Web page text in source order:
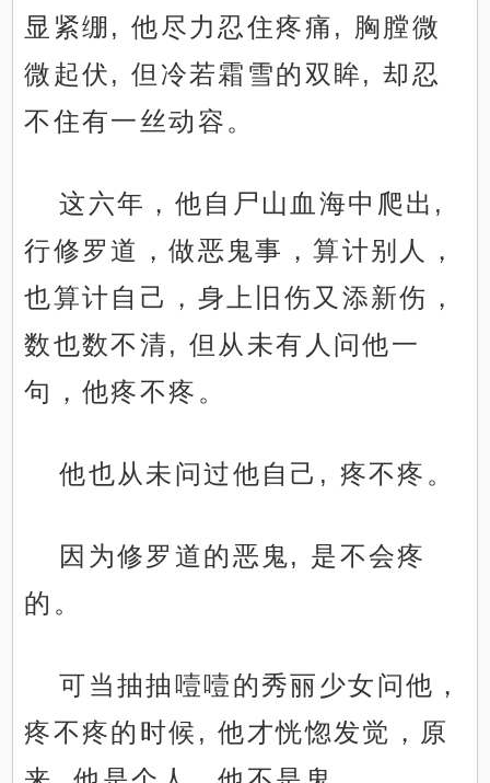
显紧绷, 他尽力忍住疼痛, 胸膛微
微起伏, 但冷若霜雪的双眸, 却忍
不住有一丝动容。
这六年，他自尸山血海中爬出,
行修罗道，做恶鬼事，算计别人，
也算计自己，身上旧伤又添新伤，
数也数不清, 但从未有人问他一
句，他疼不疼。
他也从未问过他自己, 疼不疼。
因为修罗道的恶鬼, 是不会疼
的。
可当抽抽噎噎的秀丽少女问他，
疼不疼的时候, 他才恍惚发觉，原